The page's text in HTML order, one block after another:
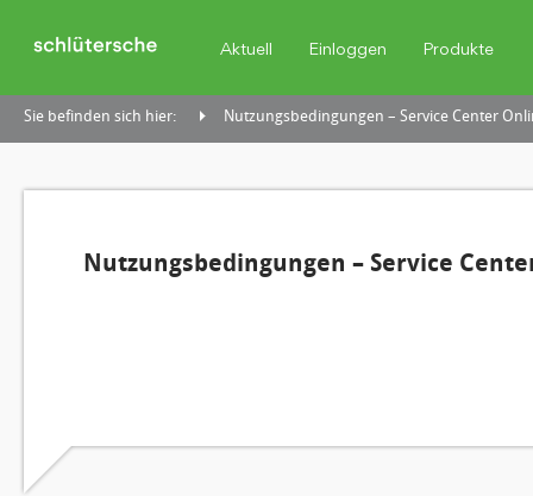
Aktuell Einloggen Produkte
Sie befinden sich hier: Nutzungsbedingungen – Service Center
Nutzungsbedingungen – Service